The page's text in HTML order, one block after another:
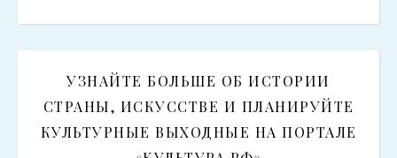
УЗНАЙТЕ БОЛЬШЕ ОБ ИСТОРИИ
СТРАНЫ, ИСКУССТВЕ И ПЛАНИРУЙТЕ
КУЛЬТУРНЫЕ ВЫХОДНЫЕ НА ПОРТАЛЕ